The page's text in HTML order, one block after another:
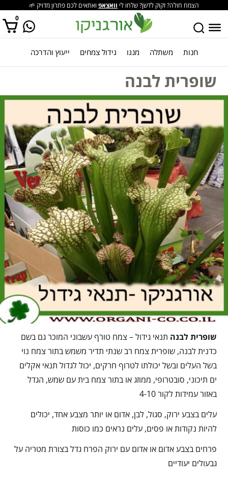
הצמח חולה? זקוק לדשן? שלחו לי וואצאפ ואתאים לכם פתרון מדויק 🌱
0
אין מוצרים בסל הקניות. חנות משתלה מנגו גידול צמחים ייעוץ והדרכה
שופרית לבנה
שופרית לבנה תנאי גידול – צמח טורף עשבוני המוכר גם בשם
כדנית לבנה, שופרית צמח רב שנתי תדיר משמש בתור צמח נוי
בשל העלים ובשל יכולתו לטרוף חרקים, יכול לגדול תנאי אקלים
ים תיכוני, סובטרופי, ממוזג או בתור צמח בית עם שמש, הגדל
באזור עמידות לקור 4-10
עלים בצבע ירוק, סגול, לבן, אדום או יותר מצבע אחד, יכולים
להיות נקודות או פסים, עלים נראים כמו כוסות
פרחים בצבע אדום או אדום עם ירוק הפרח גדל בצורת מטריה על
גבעולים יעודיים